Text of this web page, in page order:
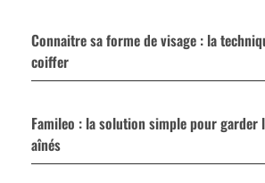
Connaitre sa forme de visage : la
coiffer
Famileo : la solution simple pour garder
aînés